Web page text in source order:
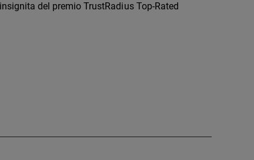
del premio TrustRadius Top-Rated